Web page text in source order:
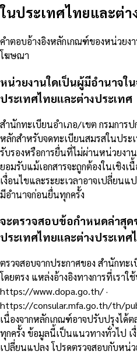
ในประเทศไทยและต่า
คำตอบอ้างอิงหลักเกณฑ์ของหน่วยง
โฆษณา
หน่วยงานใดเป็นผู้มีอำนาจใ
ประเทศไทยและต่างประเทศ
สำนักทะเบียนอำเภอ/เขต กรมการ
หลักสำหรับจดทะเบียนสมรสในประ
รับรองหรือการยื่นที่ไม่ผ่านหน่วยงา
ยอมรับแม้เอกสารจะถูกต้องในเชิง
เงื่อนไขและระยะเวลาอาจเปลี่ยน
มีอำนาจก่อนยื่นทุกครั้ง
จะตรวจสอบข้อกำหนดล่าสุด
ประเทศไทยและต่างประเทศ
ตรวจสอบจากประกาศของ สำนักทะ
โดยตรง แหล่งอ้างอิงทางการที่เรา
https://www.dopa.go.th/ ·
https://consular.mfa.go.th/th/
เนื่องจากหลักเกณฑ์อาจปรับปรุงได้
ทุกครั้ง ข้อมูลนี้เป็นแนวทางทั่วไป เ
เปลี่ยนแปลง โปรดตรวจสอบกับหน่